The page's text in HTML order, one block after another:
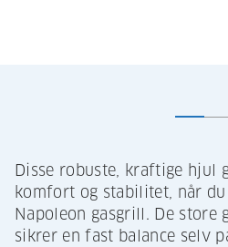
Disse robuste, kraftige hjul
komfort og stabilitet, når
Napoleon gasgrill. De store
sikrer en fast balance selv